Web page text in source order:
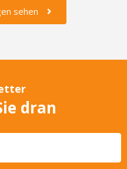
sehen
dran